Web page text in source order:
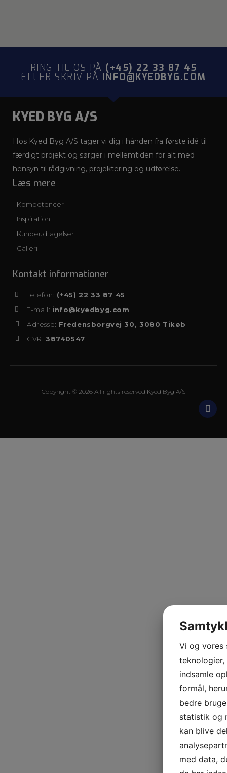
RING TIL OS PÅ (+45) 22 33 87 45
ELLER SKRIV PÅ INFO@KYEDBYG.COM
KYED BYG A/S
Hos Kyed Byg A/S tager vi dig i hånden fra første idé til
færdigt projekt og sørger i mellemtiden for alt med
hensyn til rådgivning, projektering og udførelse.
Læs mere
Kompetencer
Inspiration
Kundeudtagelser
Galleri
Kontakt informationer
Telefon: (+45) 22 33 87 45
E-mail: info@kyedbyg.com
Adresse: Fredensborgvej 30, 3080 Tikøb
CVR: 38740547
Copyright © 2026 All rights reserved Kyed Byg A/S
Vi og vores
indsamle
formål,
bedre
statistik og
kan blive
med data,